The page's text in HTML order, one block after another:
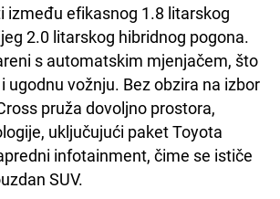
između efikasnog 1.8 litarskog
2.0 litarskog hibridnog pogona.
s automatskim mjenjačem, što
ugodnu vožnju. Bez obzira na izbor
pruža dovoljno prostora,
uključujući paket Toyota
infotainment, čime se ističe
SUV.